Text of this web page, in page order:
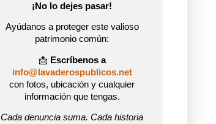
¡No lo dejes pasar!
Ayúdanos a proteger este valioso
patrimonio común:
📩 Escríbenos a
info@lavaderospublicos.net
con fotos, ubicación y cualquier
información que tengas.
Cada denuncia suma. Cada historia